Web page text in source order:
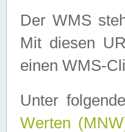
Der WMS
Mit diesen
einen WMS-
Unter
Werten